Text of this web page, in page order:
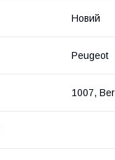
Новий
Peugeot
1007,